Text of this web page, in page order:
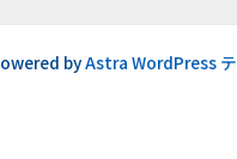
byAstra WordPress テ